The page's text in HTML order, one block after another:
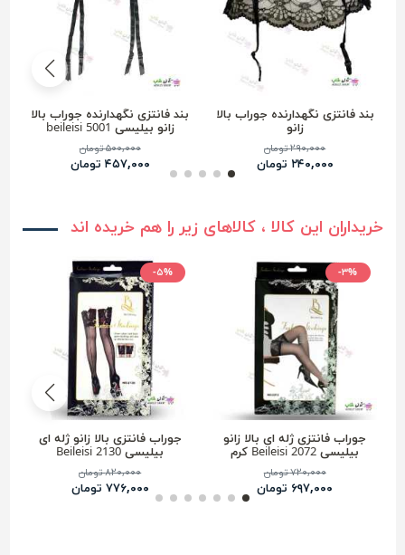
بند فانتزی نگهدارنده جوراب بالا
زانو
۲۹۰,۰۰۰ تومان
۲۴۰,۰۰۰ تومان
بند فانتزی نگهدارنده جوراب بالا
زانو بیلیسی beileisi 5001
۵۰۰,۰۰۰ تومان
۴۵۷,۰۰۰ تومان
خریداران این کالا ، کالاهای زیر را هم خریده اند
-۳%
جوراب فانتزی ژله ای بالا زانو
بیلیسی Beileisi 2072 کرم
مشکی
۷۲۰,۰۰۰ تومان
۶۹۷,۰۰۰ تومان
-۵%
جوراب فانتزی بالا زانو ژله ای
بیلیسی Beileisi 2130
۸۲۰,۰۰۰ تومان
۷۷۶,۰۰۰ تومان